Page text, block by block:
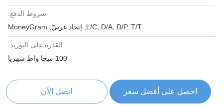
شروط الدفع:
L/C, D/A, D/P, T/T, إتحاد غربيّ, MoneyGram
القدرة على التوريد:
100 ميجا واط شهريا
احصل على أفضل سعر اتصل الآن